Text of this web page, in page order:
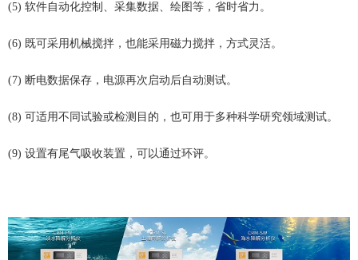
(5) 软件自动化控制、采集数据、绘图等，省时省力。
(6) 既可采用机械搅拌，也能采用磁力搅拌，方式灵活。
(7) 断电数据保存，电源再次启动后自动测试。
(8) 可适用不同试验或检测目的，也可用于多种科学研究领域测试。
(9) 设置有尾气吸收装置，可以通过环评。